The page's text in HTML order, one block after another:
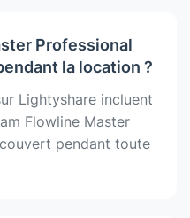
Professional
la location ?
Lightyshare incluent
Flowline Master
pendant toute